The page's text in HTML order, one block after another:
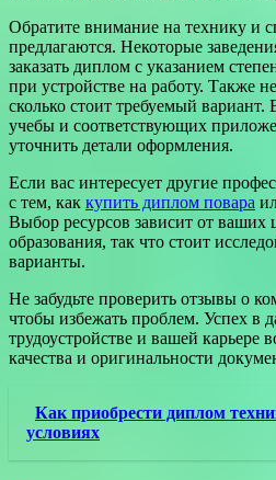
Обратите внимание на технику и
предлагаются. Некоторые
заказать диплом с указанием
при устройстве на работу. Также
сколько стоит требуемый
учебы и соответствующих
уточнить детали оформления.
Если вас интересует другие
с тем, как купить диплом повара
Выбор ресурсов зависит от ваших
образования, так что стоит
варианты.
Не забудьте проверить отзывы о
чтобы избежать проблем. Успех в
трудоустройстве и вашей карьере
качества и оригинальности
Как приобрести диплом
условиях